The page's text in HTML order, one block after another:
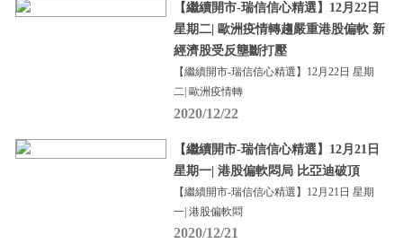
【繼續開市-瑞信信心精選】12月22日
星期二| 歐洲疫情轉趨嚴重港股偏軟 新
經濟股受反壟斷打壓
【繼續開市-瑞信信心精選】12月22日 星期
二| 歐洲疫情轉
2020/12/22
【繼續開市-瑞信信心精選】12月21日
星期一| 港股偏軟悶局 比亞迪破頂
【繼續開市-瑞信信心精選】12月21日 星期
一| 港股偏軟悶
2020/12/21